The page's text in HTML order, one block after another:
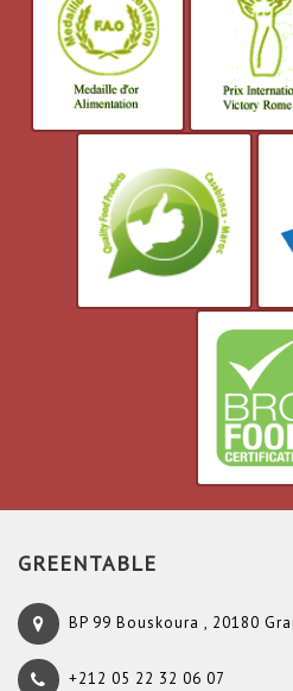
GREENTABLE
BP 99 Bouskoura , 20180
+212 05 22 32 06 07